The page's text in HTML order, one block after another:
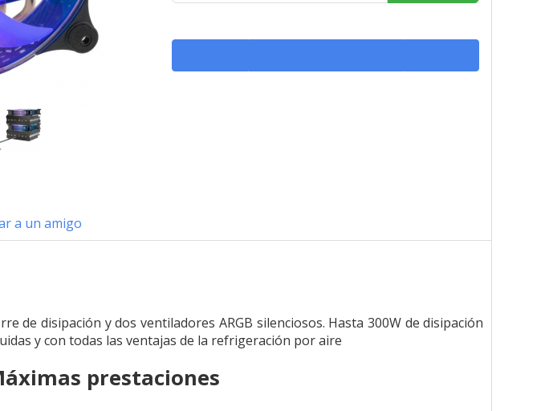
a un amigo
de disipación y dos ventiladores ARGB silenciosos. Hasta 300W de disipación
y con todas las ventajas de la refrigeración por aire
prestaciones